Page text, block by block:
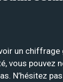
un chiffrage
vous pouvez
N’hésitez